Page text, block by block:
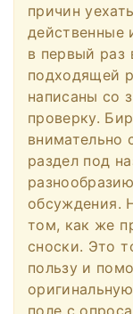
причин
действенные
в первый раз
подходящей
написаны со
проверку.
внимательно
раздел под
обсуждения.
том, как же
сноски. Это
пользу и
поле с